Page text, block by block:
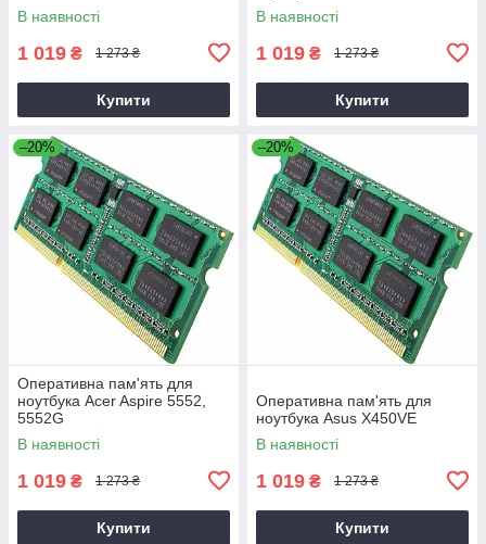
В наявності
1 019 ₴ 1 273 ₴
Купити
В наявності
1 019 ₴ 1 273 ₴
Купити
–20%
Оперативна пам'ять для
ноутбука Acer Aspire 5552,
5552G
В наявності
1 019 ₴ 1 273 ₴
Купити
–20%
Оперативна пам'ять для
ноутбука Asus X450VE
В наявності
1 019 ₴ 1 273 ₴
Купити